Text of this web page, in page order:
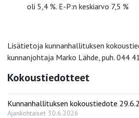
oli 5,4 %. E-P:n keskiarvo 7,5 %
Lisätietoja kunnanhallituksen
kunnanjohtaja Marko Lähde, puh. 044
Kokoustiedotteet
Kunnanhallituksen kokoustiedote
Ajankohtaiset 30.6.2026